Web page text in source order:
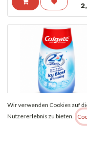
Colgate Zahnpasta
2-in-1 Icy Blast
Zahnpasta &
Wir verwenden Cookies auf
Nutzererlebnis zu bieten.